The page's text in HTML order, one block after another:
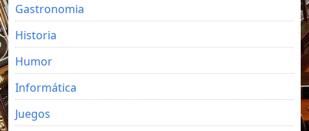
Gastronomia
Historia
Humor
Informática
Juegos